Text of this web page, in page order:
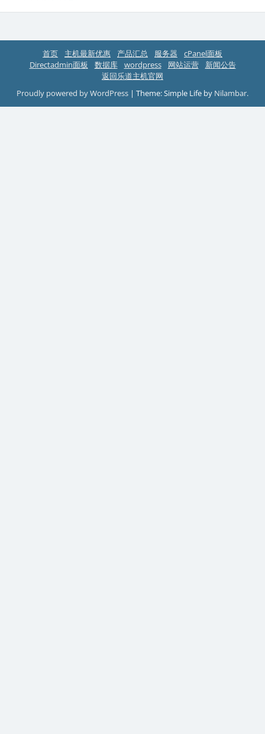
首页 主机最新优惠 产品汇总 服务器
cPanel面板
Directadmin面板
数据库 wordpress 网站运营
新闻公告
返回乐道主机官网
Proudly powered by WordPress | Theme: Simple Life by Nilambar.